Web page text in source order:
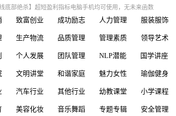
底部绝杀】超短盈利指标电脑手机均可使用，无未来函数
致富创业 成功励志 人力管理 服装服饰
生产物流 品质管理 管理素质 领导艺术
个人发展 团队管理 NLP潜能 国学讲座
文明讲堂 和谐家庭 魅力女性 瑜伽健身
汽车行业 其他行业 幼教课堂 小学课程
美容化妆 音乐舞蹈 专题专辑 安全管理